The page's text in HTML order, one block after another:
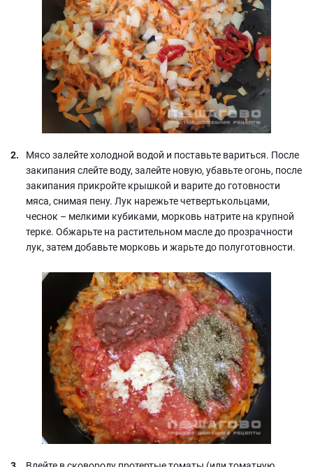
Мясо залейте холодной водой и поставьте вариться. После
закипания слейте воду, залейте новую, убавьте огонь, после
закипания прикройте крышкой и варите до готовности
мяса, снимая пену. Лук нарежьте четвертькольцами,
чеснок – мелкими кубиками, морковь натрите на крупной
терке. Обжарьте на растительном масле до прозрачности
лук, затем добавьте морковь и жарьте до полуготовности.